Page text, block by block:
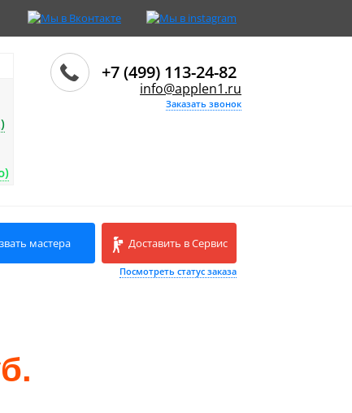
+7 (499) 113-24-82
info@applen1.ru
Заказать звонок
мастера Доставить в Сервис
Посмотреть статус заказа